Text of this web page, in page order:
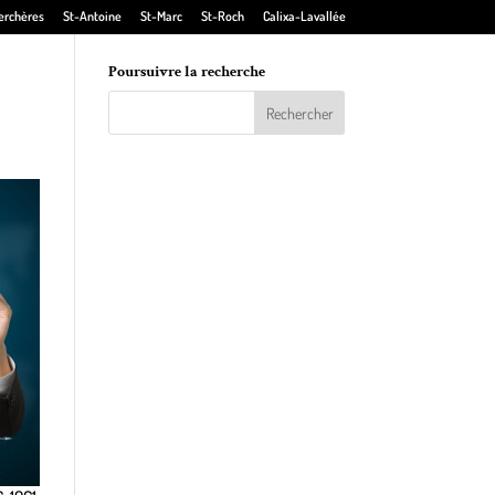
St-Antoine St-Marc St-Roch Calixa-Lavallée
Poursuivre la recherche